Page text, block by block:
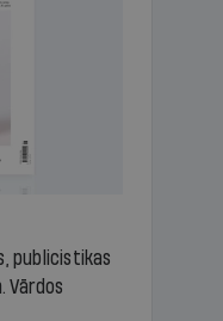
publicistikas
Vārdos